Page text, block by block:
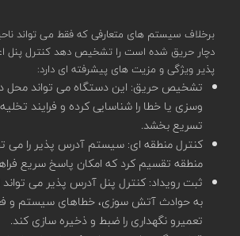
برخلاف سیستم های متعارفی که فقط می تواند
دچار حریق شده است را تشخیص دهد کنترل پنل
پذیر ویژگی و مزیت های پیشرفته ای دارد:
تشخیص حریق: این دستگاه می تواند
وسزی یا خطا را شناسایی کرده و فرایند
تسریع بخشد.
کنترل منطقه ای: سیستم آدرس پذیر را می
منطقه تقسیم کرد که امکان پاسخ سریع
ثبت رویداد: کنترل پنل آدرس پذیر می
به حوادث آتش سوزی، خطاهای سیستم و
تعمیرو نگهداری را ضبط و ذخیره سازی کند.